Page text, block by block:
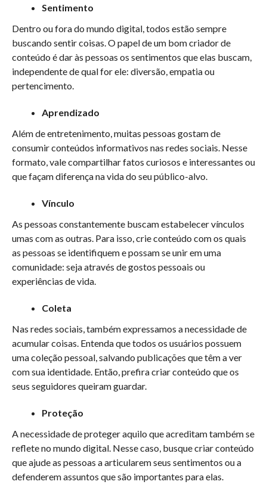
Sentimento
Dentro ou fora do mundo digital, todos estão sempre
buscando sentir coisas. O papel de um bom criador de
conteúdo é dar às pessoas os sentimentos que elas buscam,
independente de qual for ele: diversão, empatia ou
pertencimento.
Aprendizado
Além de entretenimento, muitas pessoas gostam de
consumir conteúdos informativos nas redes sociais. Nesse
formato, vale compartilhar fatos curiosos e interessantes ou
que façam diferença na vida do seu público-alvo.
Vínculo
As pessoas constantemente buscam estabelecer vínculos
umas com as outras. Para isso, crie conteúdo com os quais
as pessoas se identifiquem e possam se unir em uma
comunidade: seja através de gostos pessoais ou
experiências de vida.
Coleta
Nas redes sociais, também expressamos a necessidade de
acumular coisas. Entenda que todos os usuários possuem
uma coleção pessoal, salvando publicações que têm a ver
com sua identidade. Então, prefira criar conteúdo que os
seus seguidores queiram guardar.
Proteção
A necessidade de proteger aquilo que acreditam também se
reflete no mundo digital. Nesse caso, busque criar conteúdo
que ajude as pessoas a articularem seus sentimentos ou a
defenderem assuntos que são importantes para elas.